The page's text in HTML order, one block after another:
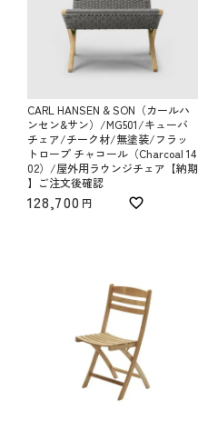
CARL HANSEN & SON（カールハ
ンセン&サン）/MG501/キューバ
チェア/チーク材/無塗装/フラッ
トロープ チャコール（Charcoal 14
02）/屋外用ラウンジチェア【納期
】ご注文後確認
128,700